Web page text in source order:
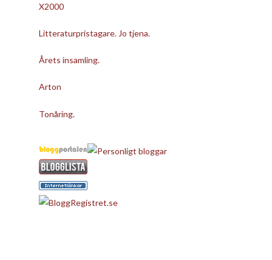
X2000
Litteraturpristagare. Jo tjena.
Årets insamling.
Arton
Tonåring.